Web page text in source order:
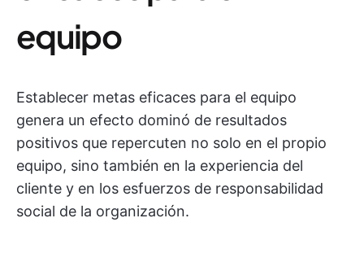
equipo
Establecer metas eficaces para el equipo
genera un efecto dominó de resultados
positivos que repercuten no solo en el propio
equipo, sino también en la experiencia del
cliente y en los esfuerzos de responsabilidad
social de la organización.